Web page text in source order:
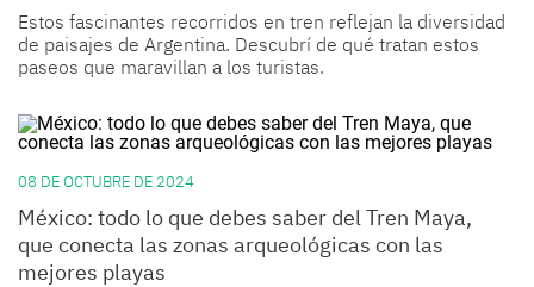
Estos fascinantes recorridos en tren reflejan la diversidad
de paisajes de Argentina. Descubrí de qué tratan estos
paseos que maravillan a los turistas.
08 DE OCTUBRE DE 2024
México: todo lo que debes saber del Tren Maya,
que conecta las zonas arqueológicas con las
mejores playas